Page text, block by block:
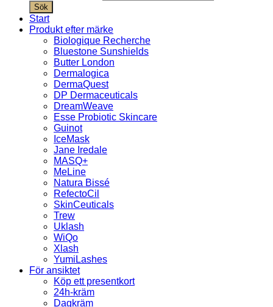
Sök
Start
Produkt efter märke
Biologique Recherche
Bluestone Sunshields
Butter London
Dermalogica
DermaQuest
DP Dermaceuticals
DreamWeave
Esse Probiotic Skincare
Guinot
IceMask
Jane Iredale
MASQ+
MeLine
Natura Bissé
RefectoCil
SkinCeuticals
Trew
Uklash
WiQo
Xlash
YumiLashes
För ansiktet
Köp ett presentkort
24h-kräm
Dagkräm